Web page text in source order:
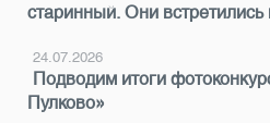
старинный. Они встретились
24.07.2026
Подводим итоги
Пулково»